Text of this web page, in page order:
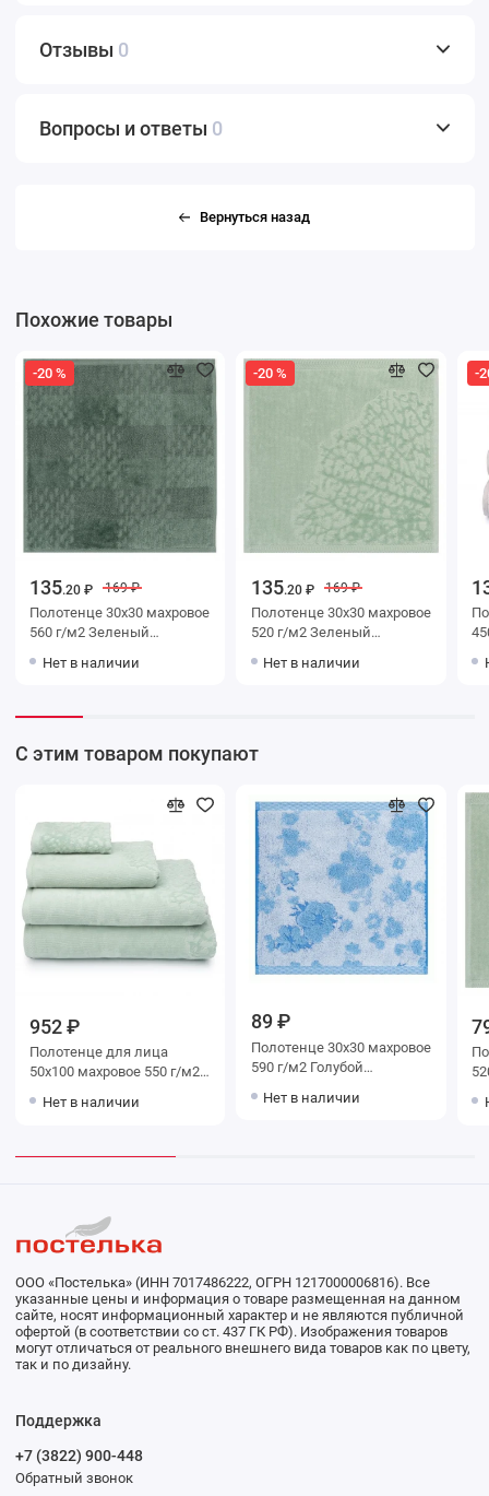
Отзывы 0
Вопросы и ответы 0
Вернуться назад
Похожие товары
-20 %
135.20 ₽ 169 ₽
Полотенце 30х30 махровое
560 г/м2 Зеленый
Нет в наличии
-20 %
135.20 ₽ 169 ₽
Полотенце 30х30 махровое
520 г/м2 Зеленый
Нет в наличии
-
450
С этим товаром покупают
952 ₽
Полотенце для лица
50х100 махровое 550 г/м2
мануфактура
Нет в наличии
89 ₽
Полотенце 30х30 махровое
590 г/м2 Голубой
Нет в наличии
520
ООО «Постелька» (ИНН 7017486222, ОГРН 1217000006816). Все
указанные цены и информация о товаре размещенная на данном
сайте, носят информационный характер и не являются публичной
офертой (в соответствии со ст. 437 ГК РФ). Изображения товаров
могут отличаться от реального внешнего вида товаров как по цвету,
так и по дизайну.
Поддержка
+7 (3822) 900-448
Обратный звонок